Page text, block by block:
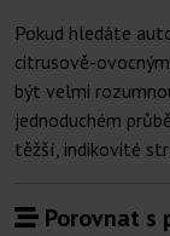
Pokud hledáte
citrusově-
být velmi
jednoduchém
těžší, indikovité
Porovnat s